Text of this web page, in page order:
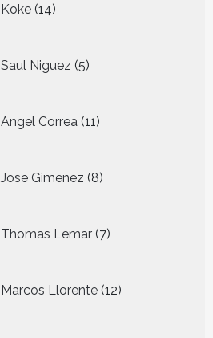
Koke 14
producten
Saul Niguez 5
producten
Angel Correa 11
producten
Jose Gimenez 8
producten
Thomas Lemar 7
producten
Marcos Llorente 12
producten